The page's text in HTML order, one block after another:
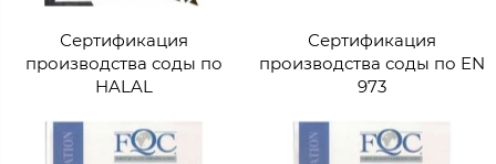
Сертификация
производства соды по
HALAL
Сертификация
производства соды по EN
973